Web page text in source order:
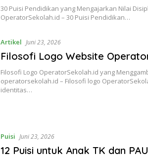
30 Puisi Pendidikan yang Mengajarkan Nilai
OperatorSekolah.id – 30 Puisi Pendidikan…
Artikel Juni 23, 2026
Filosofi Logo Website
Filosofi Logo OperatorSekolah.id yang
operatorsekolah.id – Filosofi logo
identitas…
Puisi Juni 23, 2026
12 Puisi untuk Anak TK dan